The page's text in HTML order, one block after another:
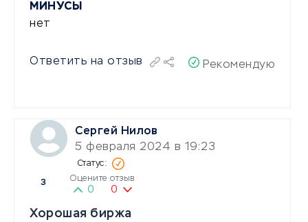
МИНУСЫ
нет
Ответить на отзыв Рекомендую
Сергей Нилов
5 февраля 2024 в 19:23
3 Оцените отзыв
0 0
Хорошая биржа